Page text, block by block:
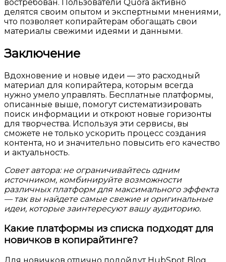
востребован. Пользователи Quora активно
делятся своим опытом и экспертными мнениями,
что позволяет копирайтерам обогащать свои
материалы свежими идеями и данными.
Заключение
Вдохновение и новые идеи — это расходный
материал для копирайтера, которым всегда
нужно умело управлять. Бесплатные платформы,
описанные выше, помогут систематизировать
поиск информации и откроют новые горизонты
для творчества. Используя эти сервисы, вы
сможете не только ускорить процесс создания
контента, но и значительно повысить его качество
и актуальность.
Совет автора: не ограничивайтесь одним
источником, комбинируйте возможности
различных платформ для максимального эффекта
— так вы найдете самые свежие и оригинальные
идеи, которые заинтересуют вашу аудиторию.
Какие платформы из списка подходят для
новичков в копирайтинге?